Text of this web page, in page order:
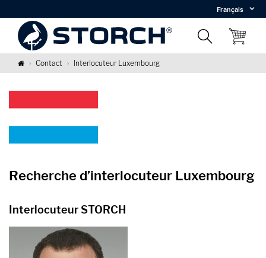
Français
Contact Interlocuteur Luxembourg
Recherche d’interlocuteur Luxembourg
Interlocuteur STORCH